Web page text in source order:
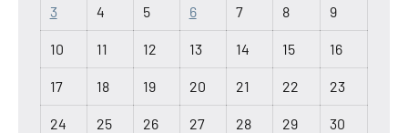
3 4 5 6 7 8 9
10 11 12 13 14 15 16
17 18 19 20 21 22 23
24 25 26 27 28 29 30